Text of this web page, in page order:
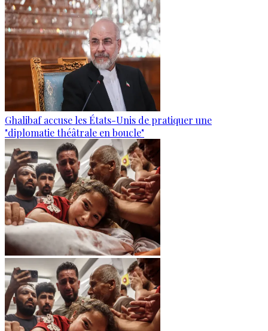
Ghalibaf accuse les États-Unis de pratiquer une
"diplomatie théâtrale en boucle"